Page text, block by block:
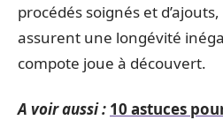
procédés soignés et
assurent une longévité
compote joue à découvert.
A voir aussi : 10 astuces